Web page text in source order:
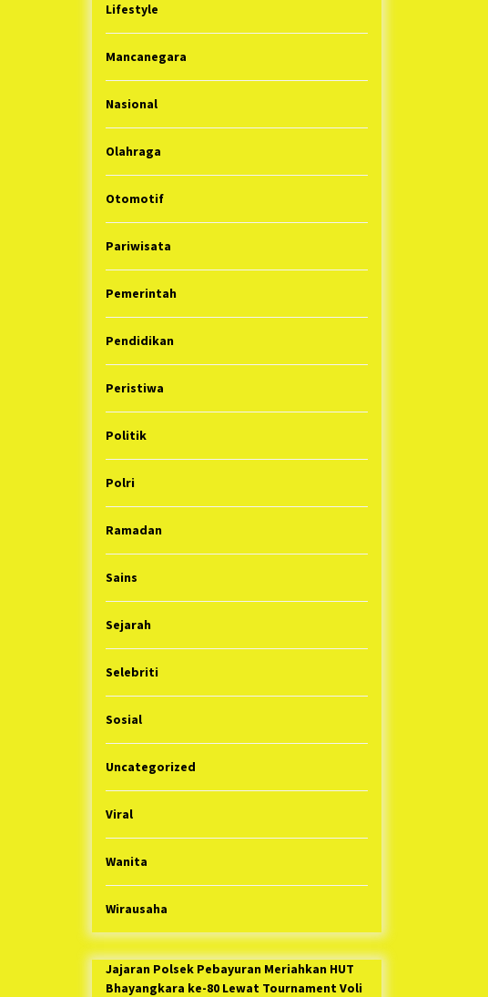
Lifestyle
Mancanegara
Nasional
Olahraga
Otomotif
Pariwisata
Pemerintah
Pendidikan
Peristiwa
Politik
Polri
Ramadan
Sains
Sejarah
Selebriti
Sosial
Uncategorized
Viral
Wanita
Wirausaha
Jajaran Polsek Pebayuran Meriahkan HUT
Bhayangkara ke-80 Lewat Tournament Voli